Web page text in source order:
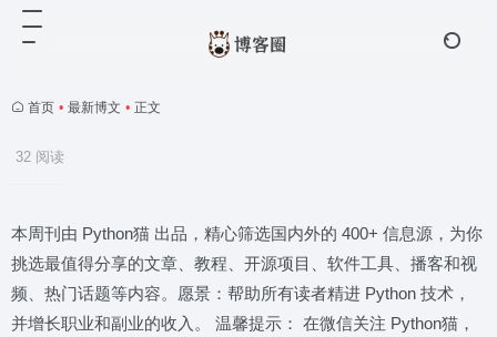
首页 • 最新博文 • 正文
32 阅读
本周刊由 Python猫 出品，精心筛选国内外的 400+ 信息源，为你
挑选最值得分享的文章、教程、开源项目、软件工具、播客和视
频、热门话题等内容。愿景：帮助所有读者精进 Python 技术，
并增长职业和副业的收入。 温馨提示： 在微信关注 Python猫，